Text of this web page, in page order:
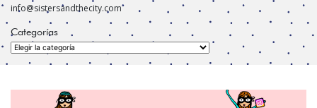
info@sistersandthecity.com
Categorías
Categorías